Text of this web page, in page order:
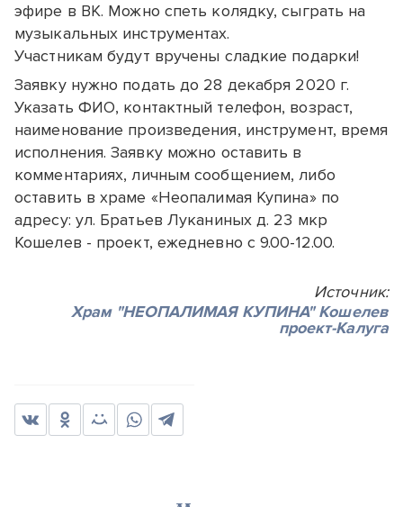
эфире в ВК. Можно спеть колядку, сыграть на
музыкальных инструментах.
Участникам будут вручены сладкие подарки!
Заявку нужно подать до 28 декабря 2020 г.
Указать ФИО, контактный телефон, возраст,
наименование произведения, инструмент, время
исполнения. Заявку можно оставить в
комментариях, личным сообщением, либо
оставить в храме «Неопалимая Купина» по
адресу: ул. Братьев Луканиных д. 23 мкр
Кошелев - проект, ежедневно с 9.00-12.00.
Источник:
Храм "НЕОПАЛИМАЯ КУПИНА" Кошелев
проект-Калуга